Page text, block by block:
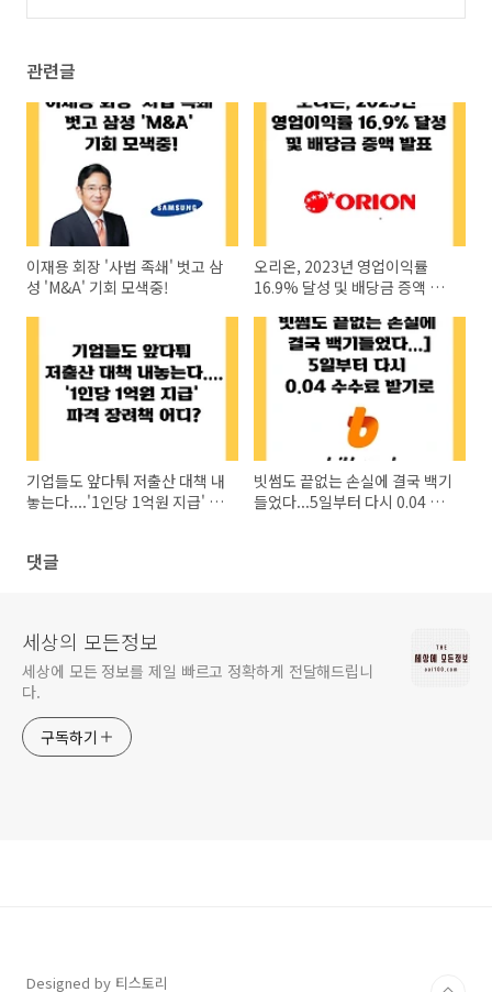
관련글
이재용 회장 '사법 족쇄' 벗고 삼
성 'M&A' 기회 모색중!
오리온, 2023년 영업이익률
16.9% 달성 및 배당금 증액 발
기업들도 앞다퉈 저출산 대책 내
놓는다....'1인당 1억원 지급' 파
빗썸도 끝없는 손실에 결국 백기
들었다...5일부터 다시 0.04 수
댓글
세상의 모든정보
세상에 모든 정보를 제일 빠르고 정확하게 전달해드립니
다.
구독하기
Designed by 티스토리